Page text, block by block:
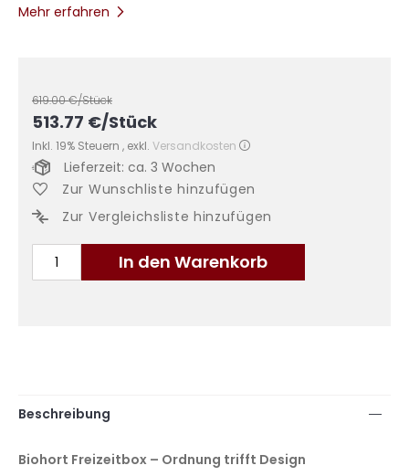
Mehr erfahren
619.00€/Stück
513.77 €/Stück
Inkl. 19% Steuern , exkl. Versandkosten
In den Warenkorb
Lieferzeit: ca. 3 Wochen
Zur Wunschliste hinzufügen
Zur Vergleichsliste hinzufügen
Beschreibung
Biohort Freizeitbox – Ordnung trifft Design